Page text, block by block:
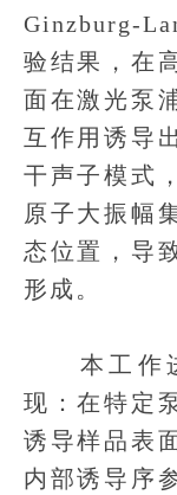
Ginzburg-
验结果，在
面在激光泵
互作用诱导
干声子模式
原子大振幅
态位置，导
形成。
本工作进
现：在特定
诱导样品表
内部诱导序